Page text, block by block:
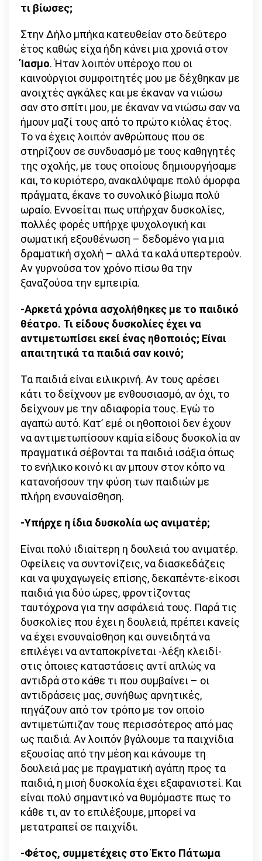
τι βίωσες;
Στην Δήλο μπήκα κατευθείαν στο δεύτερο
έτος καθώς είχα ήδη κάνει μια χρονιά στον
Ίασμο. Ήταν λοιπόν υπέροχο που οι
καινούργιοι συμφοιτητές μου με δέχθηκαν με
ανοιχτές αγκάλες και με έκαναν να νιώσω
σαν στο σπίτι μου, με έκαναν να νιώσω σαν να
ήμουν μαζί τους από το πρώτο κιόλας έτος.
Το να έχεις λοιπόν ανθρώπους που σε
στηρίζουν σε συνδυασμό με τους καθηγητές
της σχολής, με τους οποίους δημιουργήσαμε
και, το κυριότερο, ανακαλύψαμε πολύ όμορφα
πράγματα, έκανε το συνολικό βίωμα πολύ
ωραίο. Εννοείται πως υπήρχαν δυσκολίες,
πολλές φορές υπήρχε ψυχολογική και
σωματική εξουθένωση – δεδομένο για μια
δραματική σχολή – αλλά τα καλά υπερτερούν.
Αν γυρνούσα τον χρόνο πίσω θα την
ξαναζούσα την εμπειρία.
-Αρκετά χρόνια ασχολήθηκες με το παιδικό
θέατρο. Τι είδους δυσκολίες έχει να
αντιμετωπίσει εκεί ένας ηθοποιός; Είναι
απαιτητικά τα παιδιά σαν κοινό;
Τα παιδιά είναι ειλικρινή. Αν τους αρέσει
κάτι το δείχνουν με ενθουσιασμό, αν όχι, το
δείχνουν με την αδιαφορία τους. Εγώ το
αγαπώ αυτό. Κατ’ εμέ οι ηθοποιοί δεν έχουν
να αντιμετωπίσουν καμία είδους δυσκολία αν
πραγματικά σέβονται τα παιδιά ισάξια όπως
το ενήλικο κοινό κι αν μπουν στον κόπο να
κατανοήσουν την φύση των παιδιών με
πλήρη ενσυναίσθηση.
-Υπήρχε η ίδια δυσκολία ως ανιματέρ;
Είναι πολύ ιδιαίτερη η δουλειά του ανιματέρ.
Οφείλεις να συντονίζεις, να διασκεδάζεις
και να ψυχαγωγείς επίσης, δεκαπέντε-είκοσι
παιδιά για δύο ώρες, φροντίζοντας
ταυτόχρονα για την ασφάλειά τους. Παρά τις
δυσκολίες που έχει η δουλειά, πρέπει κανείς
να έχει ενσυναίσθηση και συνειδητά να
επιλέγει να ανταποκρίνεται -λέξη κλειδί-
στις όποιες καταστάσεις αντί απλώς να
αντιδρά στο κάθε τι που συμβαίνει – οι
αντιδράσεις μας, συνήθως αρνητικές,
πηγάζουν από τον τρόπο με τον οποίο
αντιμετώπιζαν τους περισσότερος από μας
ως παιδιά. Αν λοιπόν βγάλουμε τα παιχνίδια
εξουσίας από την μέση και κάνουμε τη
δουλειά μας με πραγματική αγάπη προς τα
παιδιά, η μισή δυσκολία έχει εξαφανιστεί. Και
είναι πολύ σημαντικό να θυμόμαστε πως το
κάθε τι, αν το επιλέξουμε, μπορεί να
μετατραπεί σε παιχνίδι.
-Φέτος, συμμετέχεις στο Έκτο Πάτωμα